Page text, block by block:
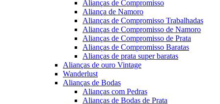
Alianças de Compromisso
Aliança de Namoro
Alianças de Compromisso Trabalhadas
Alianças de Compromisso de Namoro
Alianças de Compromisso de Prata
Alianças de Compromisso Baratas
Alianças de prata super baratas
Alianças de ouro Vintage
Wanderlust
Alianças de Bodas
Alianças com Pedras
Alianças de Bodas de Prata